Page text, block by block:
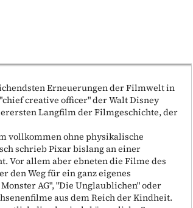
Erneuerungen der Filmwelt in
creative officer" der Walt Disney
Langfilm der Filmgeschichte, der
vollkommen ohne physikalische
schrieb Pixar bislang an einer
Vor allem aber ebneten die Filme des
den Weg für ein ganz eigenes
AG", "Die Unglaublichen" oder
aus dem Reich der Kindheit.